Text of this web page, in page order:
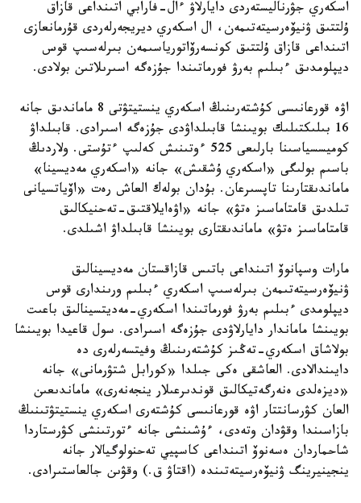
اسكەري جۋرناليستەردى دايارلاۋ ءال-فارابي اتىنداعى قازاق
ۇلتتىق ۋنيۆەرسيتەتىمەن، ال اسكەري ديريجەرلەردى قۇرمانعازى
اتىنداعى قازاق ۇلتتىق كونسەرۆاتورياسىمەن بىرلەسىپ قوس
ديپلومدىق ءبىلىم بەرۋ فورماتىندا جۇزەگە اسىرىلاتىن بولادى.
اۋە قورعانىسى كۇشتەرىنىڭ اسكەري ينستيتۋتى 8 ماماندىق جانە
16 بىلىكتىلىك بويىنشا قابىلداۋدى جۇزەگە اسىرادى. قابىلداۋ
كوميسسياسىنا بارلىعى 525 ءوتىنىش كەلىپ ءتۇستى. ولاردىڭ
باسىم بولىگى «اسكەري ۇشقىش» جانە «اسكەري مەديسينا»
ماماندىقتارىنا تاپسىرعان. بۇدان بولەك العاش رەت «اۆياتسيانى
تىلدىق قامتاماسىز ەتۋ» جانە «اۋەايلاقتىق-تەحنيكالىق
قامتاماسىز ەتۋ» ماماندىقتارى بويىنشا قابىلداۋ اشىلدى.
مارات وسپانوۆ اتىنداعى باتىس قازاقستان مەديسينالىق
ۋنيۆەرسيتەتىمەن بىرلەسىپ اسكەري ءبىلىم ورىندارى قوس
ديپلومدى ءبىلىم بەرۋ فورماتىندا اسكەري-مەديتسينالىق باعىت
بويىنشا ماماندار دايارلاۋدى جۇزەگە اسىرادى. سول قاعيدا بويىنشا
بولاشاق اسكەري-تەڭىز كۇشتەرىنىڭ وفيتسەرلەرى دە
دايىندالادى. العاشقى ەكى جىلدا «كورابل شتۋرمانى» جانە
«ديزەلدى ەنەرگەتيكالىق قوندىرعىلار ينجەنەرى» ماماندىعىن
العان كۋرسانتتار اۋە قورعانىسى كۇشتەرى اسكەري ينستيتۋتىنىڭ
بازاسىندا وقۋدان وتەدى، ءۇشىنشى جانە ءتورتىنشى كۋرستاردا
شاحماردان ەسەنوۆ اتىنداعى كاسپيي تەحنولوگيالار جانە
ينجينيرينگ ۋنيۆەرسيتەتىندە (اقتاۋ ق.) وقۋىن جالعاستىرادى.